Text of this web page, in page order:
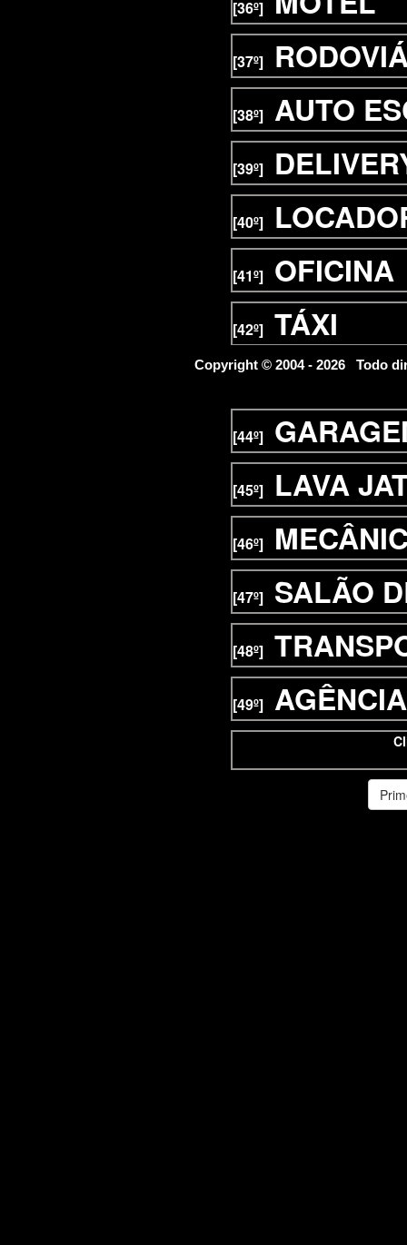
[36º]
[37º]
[38º] AUTO
[39º]
[40º]
[41º] OFICINA
[42º] TÁXI
[44º]
[45º] LAVA
[46º]
[47º] SALÃO
[48º]
[49º]
Copyright © 2004 - 2026 Todo